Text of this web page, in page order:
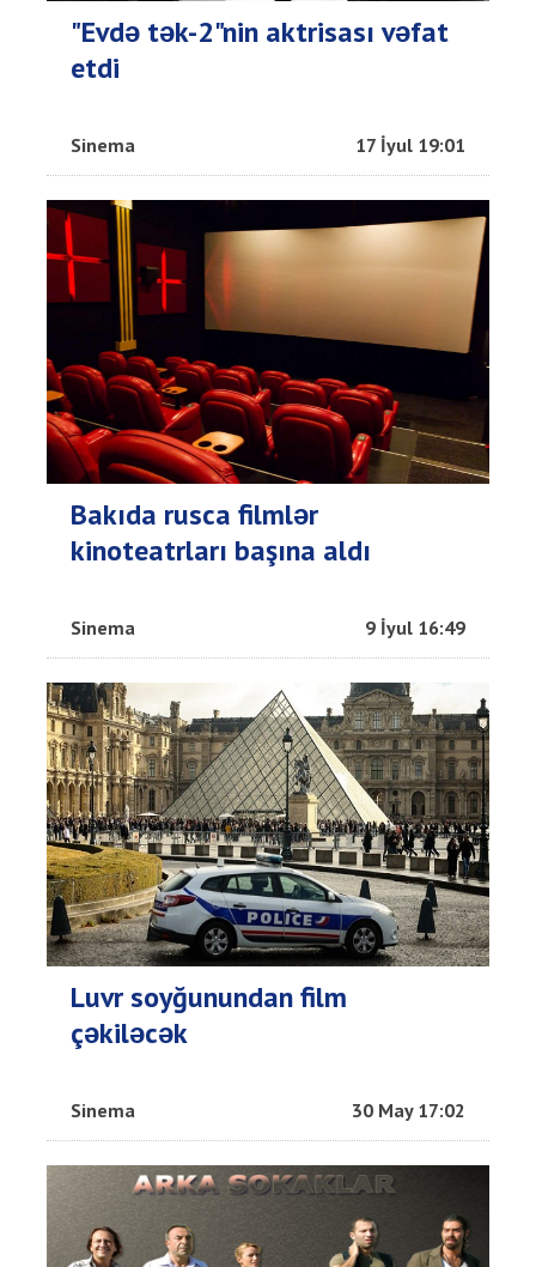
"Evdə tək-2"nin aktrisası vəfat
etdi
Sinema 17 İyul 19:01
Bakıda rusca filmlər
kinoteatrları başına aldı
Sinema 9 İyul 16:49
Luvr soyğunundan film
çəkiləcək
Sinema 30 May 17:02